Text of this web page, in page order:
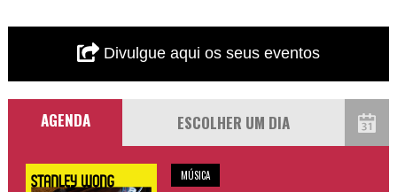
Divulgue aqui os seus eventos
AGENDA
MÚSICA